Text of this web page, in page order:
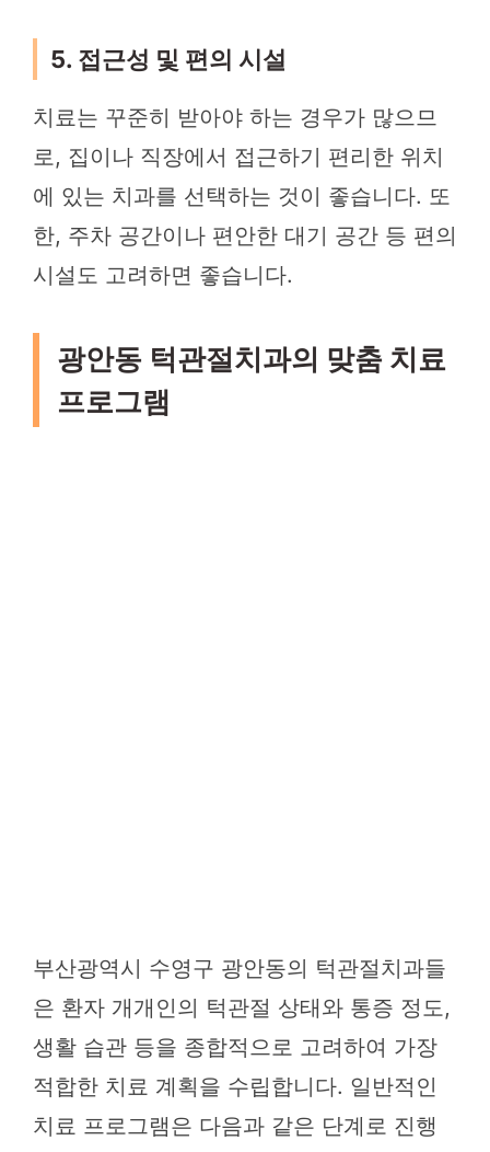
5. 접근성 및 편의 시설
치료는 꾸준히 받아야 하는 경우가 많으므
로, 집이나 직장에서 접근하기 편리한 위치
에 있는 치과를 선택하는 것이 좋습니다. 또
한, 주차 공간이나 편안한 대기 공간 등 편의
시설도 고려하면 좋습니다.
광안동 턱관절치과의 맞춤 치료
프로그램
부산광역시 수영구 광안동의 턱관절치과들
은 환자 개개인의 턱관절 상태와 통증 정도,
생활 습관 등을 종합적으로 고려하여 가장
적합한 치료 계획을 수립합니다. 일반적인
치료 프로그램은 다음과 같은 단계로 진행